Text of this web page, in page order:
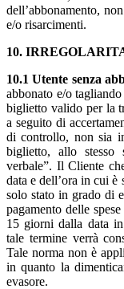
dell’abbonamento,
e/o risarcimenti.
10.
10.1 Utente senza
abbonato e/o
biglietto valido per la
a seguito di
di controllo, non sia
biglietto, allo stesso
verbale”. Il Cliente
data e dell’ora in cui è
solo stato in grado di
pagamento delle
15 giorni dalla data
tale termine verrà
Tale norma non è
in quanto la
evasore.